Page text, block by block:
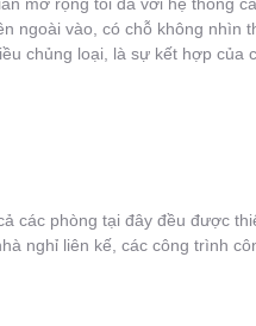
vào, có chỗ không nhìn
chủng loại, là sự kết hợp của
các phòng tại đây đều được
nghỉ liên kế, các công trình